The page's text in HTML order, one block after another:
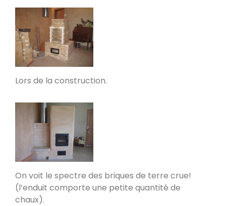
Oxalibre S
Portet 64330
Modèle M avec enduit
PDM L
Éternoz 25330
Modèle L sans enduit
Lors de la construction.
On voit le spectre des briques de terre crue!
(l’enduit comporte une petite quantité de
chaux).